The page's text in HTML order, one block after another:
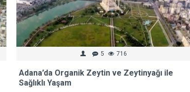
5 716
Adana’da Organik Zeytin ve Zeytinyağı ile
Sağlıklı Yaşam